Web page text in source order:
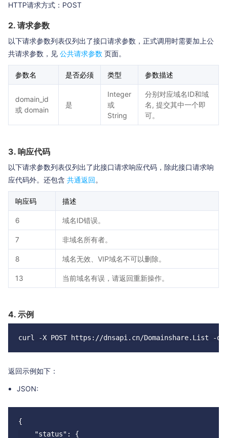
HTTP请求方式：POST
2. 请求参数
以下请求参数列表仅列出了接口请求参数，正式调用时需要加上公
共请求参数，见 公共请求参数 页面。
参数名 是否必须 类型 参数描述
domain_id
或 domain
是
Integer
或
String
分别对应域名ID和域
名, 提交其中一个即
可。
3. 响应代码
以下请求参数列表仅列出了此接口请求响应代码，除此接口请求响
应代码外。还包含 共通返回。
响应码 描述
6 域名ID错误。
7 非域名所有者。
8 域名无效、VIP域名不可以删除。
13 当前域名有误，请返回重新操作。
4. 示例
返回示例如下：
JSON:
{
    "status": {